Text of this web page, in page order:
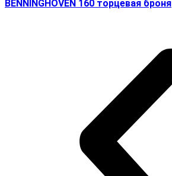
BENNINGHOVEN 160 торцевая броня